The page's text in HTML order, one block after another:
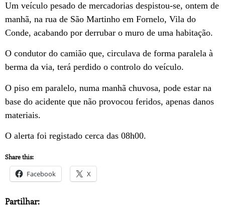
Um veículo pesado de mercadorias despistou-se, ontem de
manhã, na rua de São Martinho em Fornelo, Vila do
Conde, acabando por derrubar o muro de uma habitação.
O condutor do camião que, circulava de forma paralela à
berma da via, terá perdido o controlo do veículo.
O piso em paralelo, numa manhã chuvosa, pode estar na
base do acidente que não provocou feridos, apenas danos
materiais.
O alerta foi registado cerca das 08h00.
Share this:
Facebook X
Partilhar: